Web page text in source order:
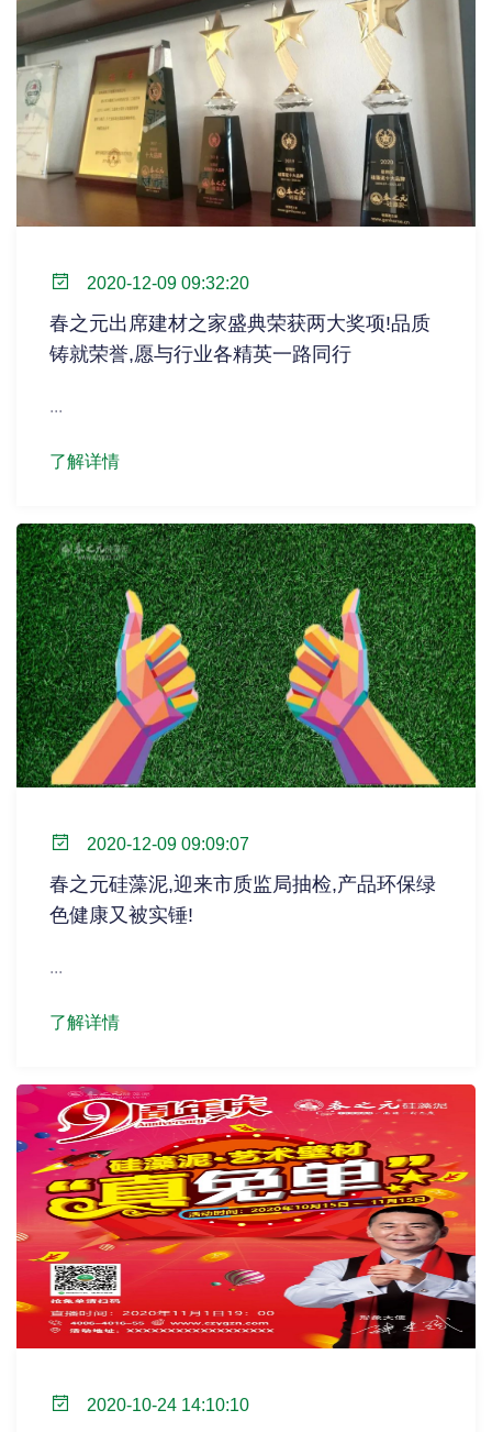
2020-12-09 09:32:20
春之元出席建材之家盛典荣获两大奖项!品质
铸就荣誉,愿与行业各精英一路同行
...
了解详情
2020-12-09 09:09:07
春之元硅藻泥,迎来市质监局抽检,产品环保绿
色健康又被实锤!
...
了解详情
2020-10-24 14:10:10